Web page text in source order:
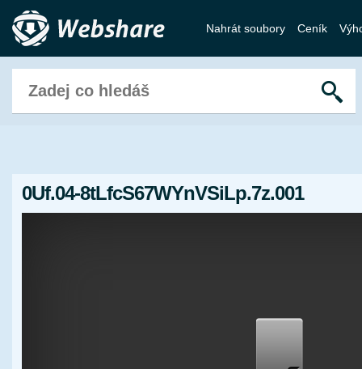
Nahrát soubory Ceník
0Uf.04-8tLfcS67WYnVSiLp.7z.001